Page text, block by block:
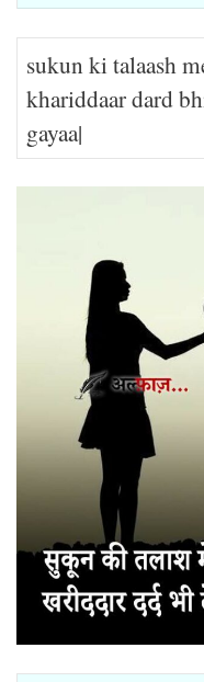
sukun ki talaash
khariddaar dard
gayaa|